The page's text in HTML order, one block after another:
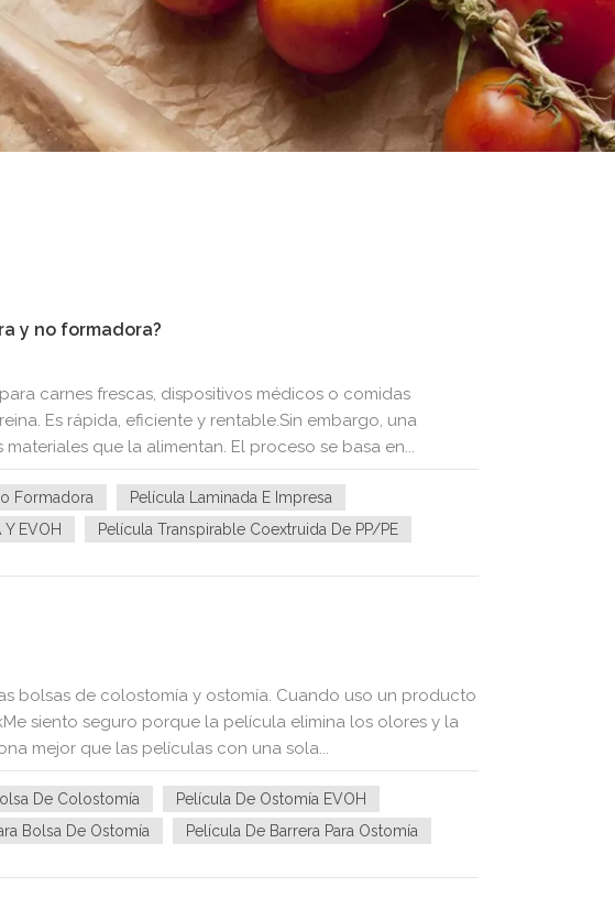
y no formadora?
carnes frescas, dispositivos médicos o comidas
Es rápida, eficiente y rentable.Sin embargo, una
que la alimentan. El proceso se basa en...
Formadora
Película Laminada E Impresa
EVOH
Película Transpirable Coextruida De PP/PE
bolsas de colostomía y ostomía. Cuando uso un producto
siento seguro porque la película elimina los olores y la
mejor que las películas con una sola...
De Colostomía
Película De Ostomía EVOH
Bolsa De Ostomía Película De Barrera Para Ostomía